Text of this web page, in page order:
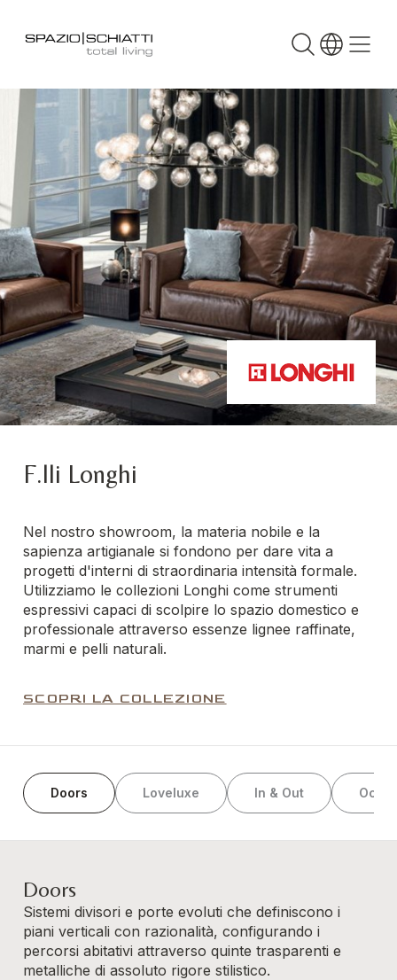
F.lli Longhi
Nel nostro showroom, la materia nobile e la
sapienza artigianale si fondono per dare vita a
progetti d'interni di straordinaria intensità formale.
Utilizziamo le collezioni Longhi come strumenti
espressivi capaci di scolpire lo spazio domestico e
professionale attraverso essenze lignee raffinate,
marmi e pelli naturali.
SCOPRI LA COLLEZIONE
Doors Loveluxe In & Out
Doors
Sistemi divisori e porte evoluti che definiscono i
piani verticali con razionalità, configurando i
percorsi abitativi attraverso quinte trasparenti e
metalliche di assoluto rigore stilistico.